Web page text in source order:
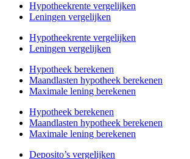
Hypotheekrente vergelijken
Leningen vergelijken
Hypotheekrente vergelijken
Leningen vergelijken
Hypotheek berekenen
Maandlasten hypotheek berekenen
Maximale lening berekenen
Hypotheek berekenen
Maandlasten hypotheek berekenen
Maximale lening berekenen
Deposito’s vergelijken